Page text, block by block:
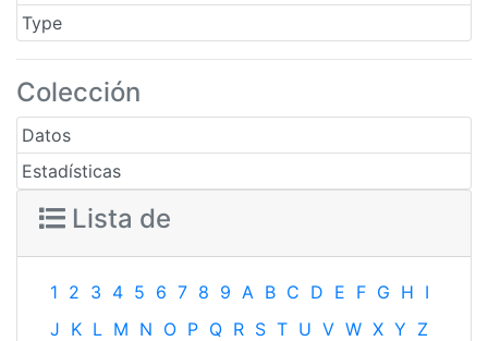
Type
Colección
Datos
Estadísticas
Lista de
1 2 3 4 5 6 7 8 9 A B C D E F G H I
J K L M N O P Q R S T U V W X Y Z